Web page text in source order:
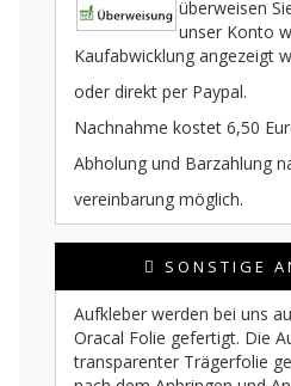
überweisen
unser Konto
Kaufabwicklung angezeigt
oder direkt per Paypal.
Nachnahme kostet 6,50
Abholung und Barzahlung
vereinbarung möglich.
SONSTIGE
Aufkleber werden bei uns
Oracal Folie gefertigt. Die
transparenter Trägerfolie